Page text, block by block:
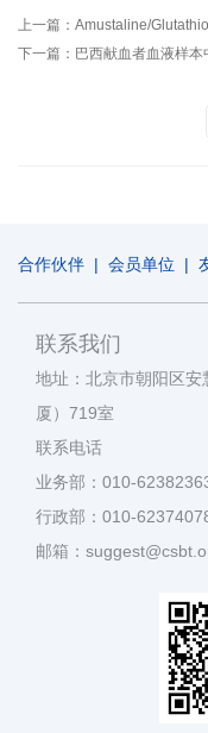
上一篇： Amustaline/Glutathione
下一篇： 巴西献血者血液样本
合作伙伴 | 会员单位 |
联系我们
地址：北京市朝阳区
厦）719室
联系电话
业务部：010-
行政部：010-
邮箱：